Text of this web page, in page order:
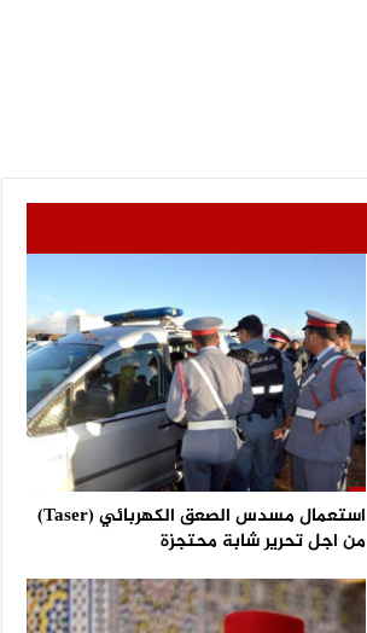
استعمال مسدس الصعق الكهربائي (Taser)
من اجل تحرير شابة محتجزة